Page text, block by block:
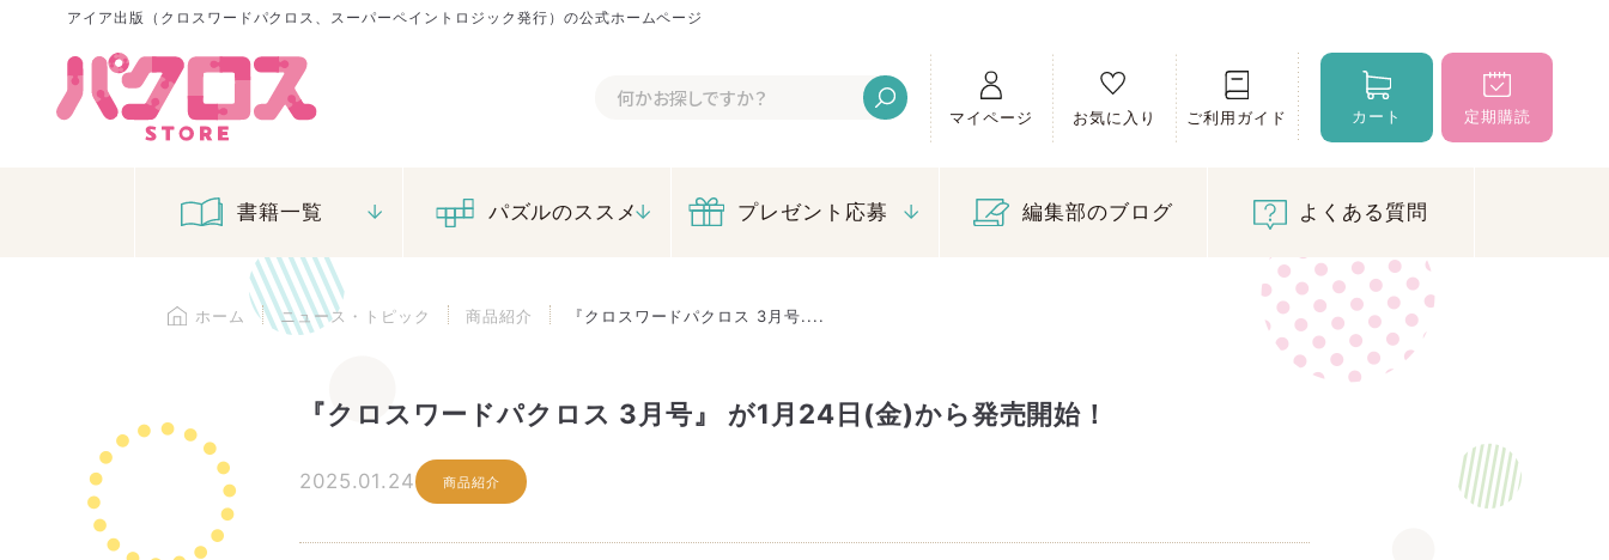
アイア出版（クロスワードパクロス、スーパーペイントロジック発行）の公式ホームページ
マイページ お気に入り ご利用ガイド カート 定期購読
書籍一覧 パズルのススメ プレゼント応募 編集部のブログ よくある質問
ホーム ニュース・トピック 商品紹介 『クロスワードパクロス 3月号....
『クロスワードパクロス 3月号』 が1月24日(金)から発売開始！
2025.01.24 商品紹介